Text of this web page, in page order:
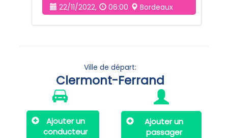
22/11/2022,
06:00 Bordeaux
Ville de départ:
Clermont-Ferrand
Ajouter un
conducteur
Ajouter un
passager